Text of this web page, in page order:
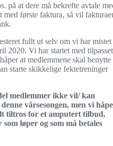
på at dere må bekrefte avtale
med første faktura, så vil
fullt ut selv om vi har mistet
2020. Vi har startet med tilpasset
at medlemmene skal benytte
starte skikkelige fektetreninger
medlemmer ikke vil/ kan
vårsesongen, men vi
tiltros for et amputert tilbud,
løper og som må betales